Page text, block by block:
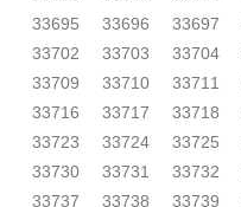
33695
33696 33697
33702
33703 33704
33709
33710 33711
33716
33717 33718
33723
33724 33725
33730
33731 33732
33737
33738 33739